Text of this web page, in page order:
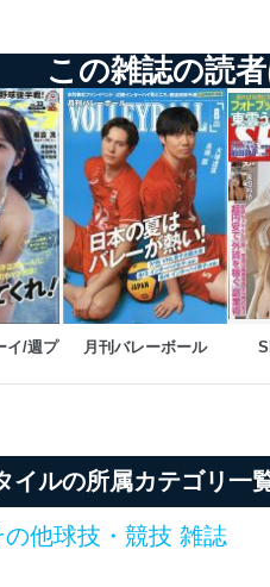
します。
受付け窓口
報及び当社の個人情報保護マネ
速に対応させていただきます。
山マガジンサービス 個人情報問
200-223
7073
2月20日
4月1日
扱いについて
この雑誌の読
イ/週プ
月刊バレーボール
イルの所属カテゴリ一
の他球技・競技 雑誌